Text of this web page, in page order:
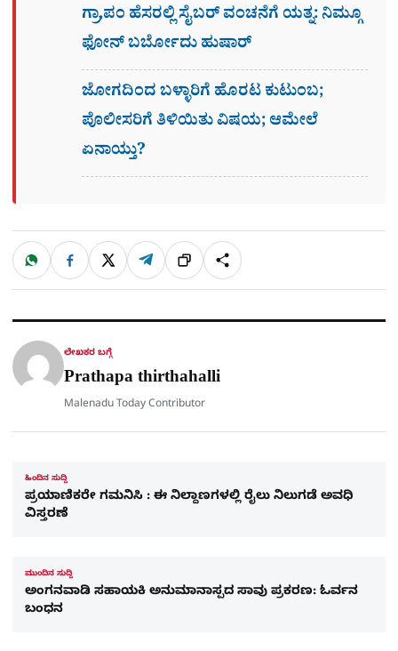
ಗ್ರಾ,ಪಂ ಹೆಸರಲ್ಲಿ ಸೈಬ‌ರ್ ವಂಚನೆಗೆ ಯತ್ನ: ನಿಮ್ಗೂ
ಫೋನ್​ ಬರ್ಬೋದು ಹುಷಾರ್​​
ಜೋಗದಿಂದ ಬಳ್ಳಾರಿಗೆ ಹೊರಟ ಕುಟುಂಬ;
ಪೊಲೀಸರಿಗೆ ತಿಳಿಯಿತು ವಿಷಯ; ಆಮೇಲೆ
ಏನಾಯ್ತು?
ಹಂಚಿಕೊಳ್ಳಿ
W
a
t
p
F
c
e
o
X T
l
e
a
ಲಿಂ
ಕ್
S
h
a
ಲೇಖಕರ ಬಗ್ಗೆ
Prathapa thirthahalli
Malenadu Today Contributor
ಹಿಂದಿನ ಸುದ್ದಿ
ಪ್ರಯಾಣಿಕರೇ ಗಮನಿಸಿ : ಈ ನಿಲ್ದಾಣಗಳಲ್ಲಿ ರೈಲು ನಿಲುಗಡೆ ಅವಧಿ
ವಿಸ್ತರಣೆ
ಮುಂದಿನ ಸುದ್ದಿ
ಅಂಗನವಾಡಿ ಸಹಾಯಕಿ ಅನುಮಾನಾಸ್ಪದ ಸಾವು ಪ್ರಕರಣ: ಓರ್ವನ
ಬಂಧನ